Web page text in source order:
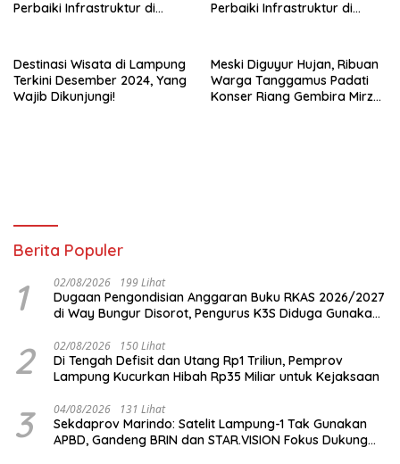
Perbaiki Infrastruktur di
Perbaiki Infrastruktur di
Destinasi Wisata di Lampung
Terkini Desember 2024, Yang
Wajib Dikunjungi!
Meski Diguyur Hujan, Ribuan
Warga Tanggamus Padati
Konser Riang Gembira Mirza-
Berita Populer
1 02/08/2026 199 Lihat
Dugaan Pengondisian Anggaran Buku RKAS 2026/2027
di Way Bungur Disorot, Pengurus K3S Diduga Gunakan
2 02/08/2026 150 Lihat
Di Tengah Defisit dan Utang Rp1 Triliun, Pemprov
Lampung Kucurkan Hibah Rp35 Miliar untuk Kejaksaan
3 04/08/2026 131 Lihat
Sekdaprov Marindo: Satelit Lampung-1 Tak Gunakan
APBD, Gandeng BRIN dan STAR.VISION Fokus Dukung